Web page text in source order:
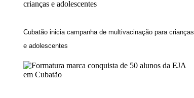
Cubatão inicia campanha de multivacinação para crianças
e adolescentes